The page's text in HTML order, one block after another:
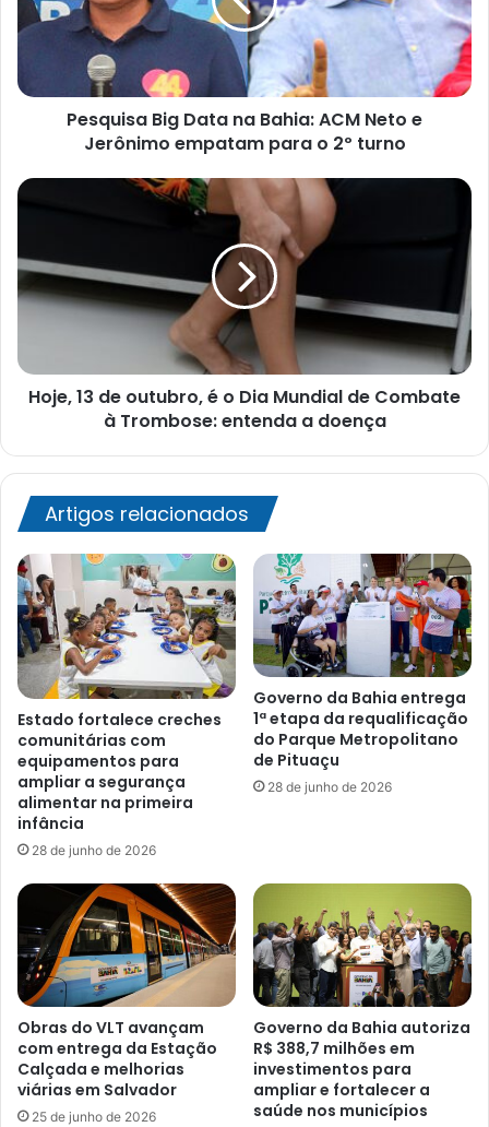
ACM
Jerônimo
empatam
2º
Pesquisa Big Data na Bahia: ACM Neto e
Jerônimo empatam para o 2º turno
Hoje,
outubro,
é
o Dia
Combate
Hoje, 13 de outubro, é o Dia Mundial de Combate
à Trombose: entenda a doença
Artigos relacionados
Estado fortalece creches
comunitárias com
equipamentos para
ampliar a segurança
alimentar na primeira
infância
28 de junho de 2026
Governo da Bahia entrega
1ª etapa da requalificação
do Parque Metropolitano
de Pituaçu
28 de junho de 2026
Obras do VLT avançam
com entrega da Estação
Calçada e melhorias
viárias em Salvador
25 de junho de 2026
Governo da Bahia autoriza
R$ 388,7 milhões em
investimentos para
ampliar e fortalecer a
saúde nos municípios